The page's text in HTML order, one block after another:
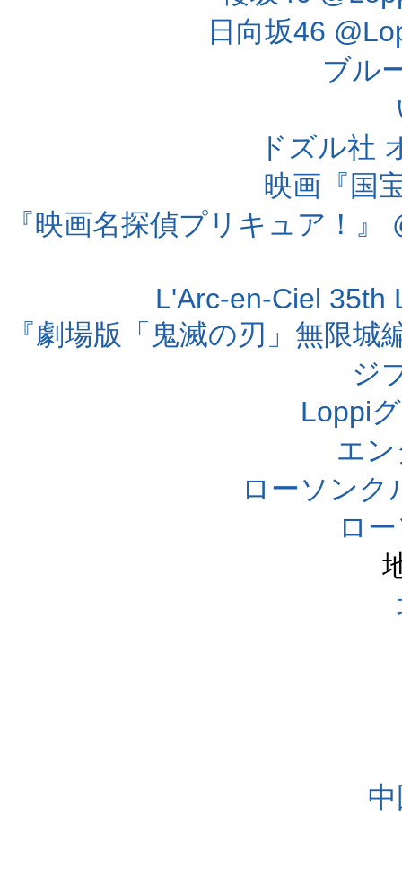
日向坂46
ブル
ドズル社
映画『国
『映画名探偵プリキュア！
L'Arc-en-Ciel 35th
『劇場版「鬼滅の刃」無限
ジ
Loppi
エ
ローソンク
ロ